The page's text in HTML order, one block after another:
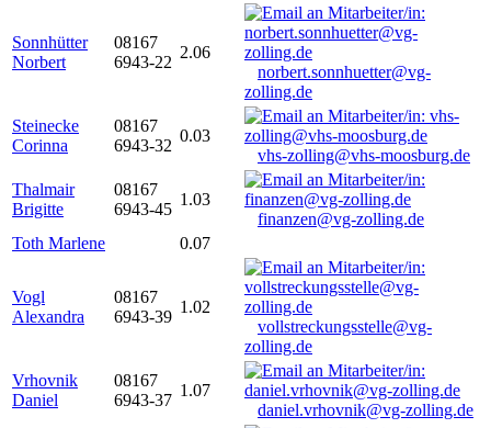
Sonnhütter
Norbert
08167
6943-22
2.06
norbert.sonnhuetter@vg-
zolling.de
Steinecke
Corinna
08167
6943-32
0.03
vhs-zolling@vhs-moosburg.de
Thalmair
Brigitte
08167
6943-45
1.03
finanzen@vg-zolling.de
Toth Marlene
0.07
Vogl
Alexandra
08167
6943-39
1.02
vollstreckungsstelle@vg-
zolling.de
Vrhovnik
Daniel
08167
6943-37
1.07
daniel.vrhovnik@vg-zolling.de